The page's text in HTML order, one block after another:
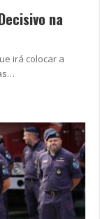
na
irá colocar a